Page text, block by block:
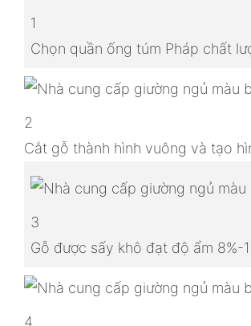
1
Chọn quần ống túm Pháp chất
2
Cắt gỗ thành hình vuông và tạo
3
Gỗ được sấy khô đạt độ ẩm 8%-
4